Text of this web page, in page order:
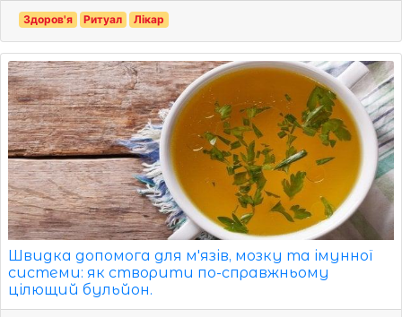
Здоров'я Ритуал Лікар
Швидка допомога для м'язів, мозку та імунної
системи: як створити по-справжньому
цілющий бульйон.